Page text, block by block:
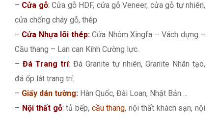
– Cửa gỗ: Cửa gỗ HDF, cửa gỗ Veneer, cửa gỗ tự nhiên,
cửa chống cháy gỗ, thép
– Cửa Nhựa lõi thép:Cửa Nhôm Xingfa – Vách dựng –
Cầu thang – Lan can Kính Cường lực.
– Đá Trang trí: Đá Granite tự nhiên, Granite Nhân tạo,
đá ốp lát trang trí.
– Giấy dán tường: Hàn Quốc, Đài Loan, Nhật Bản….
– Nội thất gỗ: tủ bếp, cầu thang, nội thất khách sạn, nội